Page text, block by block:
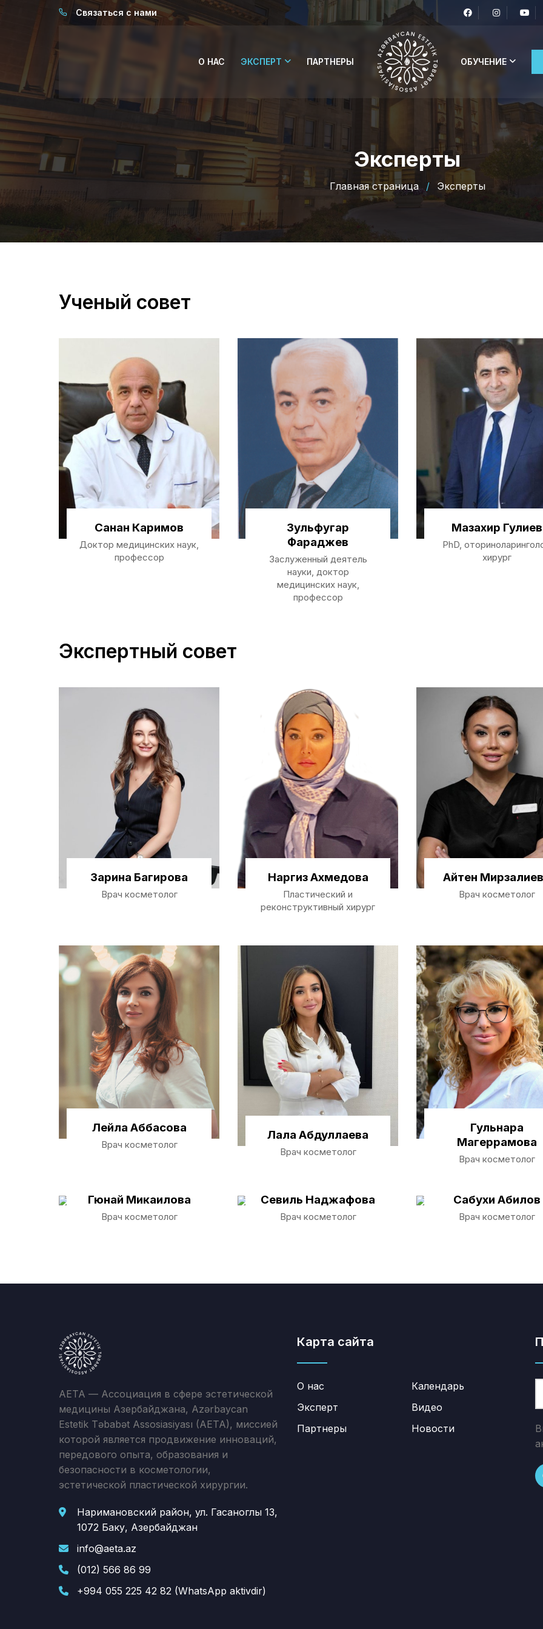
Связаться с нами
О НАС ЭКСПЕРТ ПАРТНЕРЫ ОБУЧЕНИЕ
Эксперты
Главная страница / Эксперты
Ученый совет
Санан Каримов
Доктор медицинских наук,
профессор
Зульфугар
Фараджев
Заслуженный деятель
науки, доктор
медицинских наук,
профессор
Мазахир Гулиев
PhD,
хирург
Экспертный совет
Зарина Багирова
Врач косметолог
Наргиз Ахмедова
Пластический и
реконструктивный хирург
Айтен
Врач косметолог
Лейла Аббасова
Врач косметолог
Лала Абдуллаева
Врач косметолог
Гульнара
Магеррамова
Врач косметолог
Гюнай Микаилова
Врач косметолог
Севиль Наджафова
Врач косметолог
Сабухи Абилов
Врач косметолог
AETA — Ассоциация в сфере эстетической
медицины Азербайджана, Azərbaycan
Estetik Təbabət Assosiasiyası (AETA), миссией
которой является продвижение инноваций,
передового опыта, образования и
безопасности в косметологии,
эстетической пластической хирургии.
Наримановский район, ул. Гасаноглы 13,
1072 Баку, Азербайджан
info@aeta.az
(012) 566 86 99
+994 055 225 42 82 (WhatsApp aktivdir)
Карта сайта
О нас
Эксперт
Партнеры
Календарь
Видео
Новости